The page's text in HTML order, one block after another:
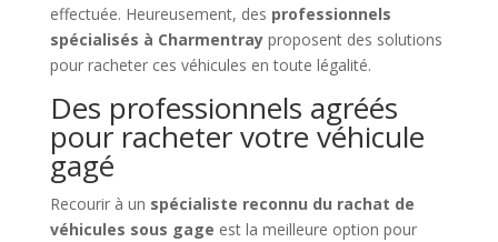
effectuée. Heureusement, des professionnels
spécialisés à Charmentrayproposent des solutions
pour racheter ces véhicules en toute légalité.
Des professionnels agréés
pour racheter votre véhicule
gagé
Recourir à un spécialiste reconnu du rachat de
véhicules sous gage est la meilleure option pour